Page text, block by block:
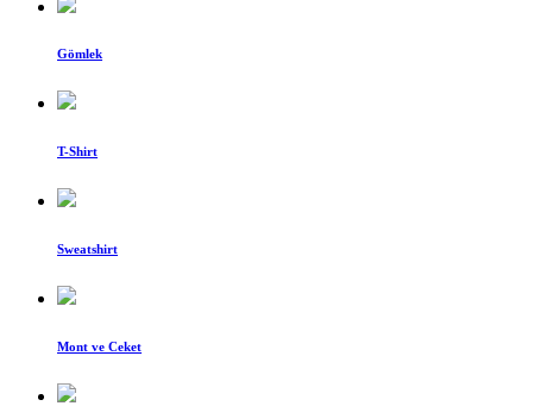
Gömlek
T-Shirt
Sweatshirt
Mont ve Ceket